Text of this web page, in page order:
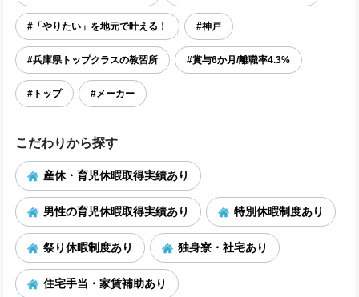
#「やりたい」を地元で叶える！ #神戸
#兵庫県トップクラスの教習所 #賞与6か月/離職率4.3%
#トップ #メーカー
こだわりから探す
産休・育児休暇取得実績あり
男性の育児休暇取得実績あり 特別休暇制度あり
祭り休暇制度あり 独身寮・社宅あり
住宅手当・家賃補助あり